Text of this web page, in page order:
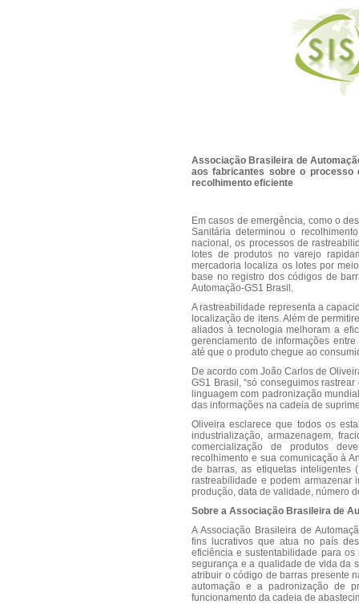
Associação Brasileira de
aos fabricantes sobre o processo
recolhimento eficiente
Em casos de emergência, como o
Sanitária determinou o
nacional, os processos de
lotes de produtos no varejo
mercadoria localiza os lotes por
base no registro dos códigos de
Automação-GS1 Brasil.
A rastreabilidade representa a
localização de itens. Além de
aliados à tecnologia melhoram a
gerenciamento de informações
até que o produto chegue ao
De acordo com João Carlos de
GS1 Brasil, “só conseguimos
linguagem com padronização
das informações na cadeia de
Oliveira esclarece que todos os
industrialização, armazenagem,
comercialização de produtos
recolhimento e sua comunicação à
de barras, as etiquetas inteligentes
rastreabilidade e podem armazenar
produção, data de validade, número
Sobre a Associação Brasileira de
A Associação Brasileira de
fins lucrativos que atua no país
eficiência e sustentabilidade para
segurança e a qualidade de vida da
atribuir o código de barras presente
automação e a padronização de
funcionamento da cadeia de